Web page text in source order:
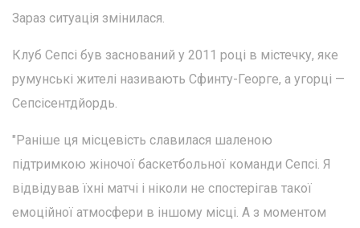
Зараз ситуація змінилася.
Клуб Сепсі був заснований у 2011 році в містечку, яке
румунські жителі називають Сфинту-Георге, а угорці —
Сепсісентдйордь.
"Раніше ця місцевість славилася шаленою
підтримкою жіночої баскетбольної команди Сепсі. Я
відвідував їхні матчі і ніколи не спостерігав такої
емоційної атмосфери в іншому місці. А з моментом